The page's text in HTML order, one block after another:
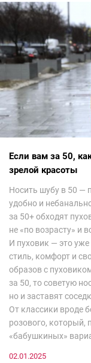
арабских
сегодня сложно
мод.Самое
Если вам за 50,
зрелой красоты
Носить шубу в 50 —
удобно и
за 50+ обходят
не «по возрасту» и
И пуховик — это уже
стиль, комфорт и
образов с
за 50, то советую
но и заставят
От классики вроде
розового, который,
«бабушкиных»
02.01.2025